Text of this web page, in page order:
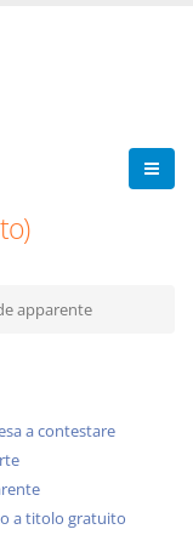
apparente
a contestare
a titolo gratuito